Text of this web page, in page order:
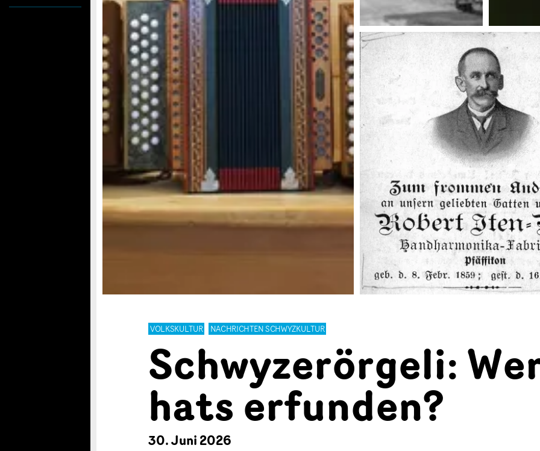
VOLKSKULTUR NACHRICHTEN SCHWYZKULTUR
Schwyzerörgeli:
hats erfunden?
30. Juni 2026